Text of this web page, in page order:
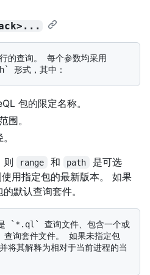
包的限定名称。
围。
则 range 和 path
是可选
使用指定包的最新版本。 如果
默认查询套件。
询套件文件。 如果未指定包
其解释为相对于当前进程的当